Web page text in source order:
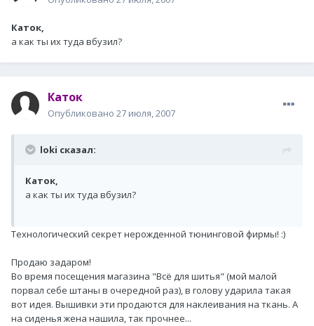
Каток,
а как ты их туда вбузил?
Каток
Опубликовано 27 июля, 2007
loki сказал:
Каток,
а как ты их туда вбузил?
Технологический секрет нерожденной тюнинговой фирмы! :)
Продаю задаром!
Во время посещения магазина "Всё для шитья" (мой малой
порвал себе штаны в очередной раз), в голову ударила такая
вот идея. Вышивки эти продаются для наклеивания на ткань. А
на сиденья жена нашила, так прочнее...